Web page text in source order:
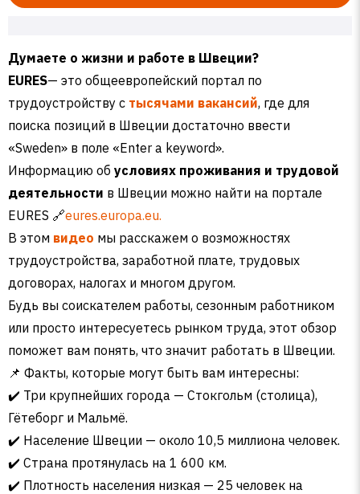
Думаете о жизни и работе в Швеции?
EURES— это общеевропейский портал по
трудоустройству с тысячами вакансий, где для
поиска позиций в Швеции достаточно ввести
«Sweden» в поле «Enter a keyword».
Информацию об условиях проживания и трудовой
деятельности в Швеции можно найти на портале
EURES 🔗eures.europa.eu.
В этом видео мы расскажем о возможностях
трудоустройства, заработной плате, трудовых
договорах, налогах и многом другом.
Будь вы соискателем работы, сезонным работником
или просто интересуетесь рынком труда, этот обзор
поможет вам понять, что значит работать в Швеции.
📌 Факты, которые могут быть вам интересны:
✔️ Три крупнейших города — Стокгольм (столица),
Гётеборг и Мальмё.
✔️ Население Швеции — около 10,5 миллиона человек.
✔️ Страна протянулась на 1 600 км.
✔️ Плотность населения низкая — 25 человек на